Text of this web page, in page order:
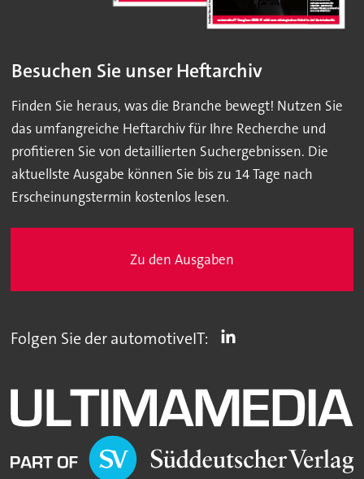
Besuchen Sie unser Heftarchiv
Finden Sie heraus, was die Branche bewegt! Nutzen Sie
das umfangreiche Heftarchiv für Ihre Recherche und
profitieren Sie von detaillierten Suchergebnissen. Die
aktuellste Ausgabe können Sie bis zu 14 Tage nach
Erscheinungstermin kostenlos lesen.
Zu den Ausgaben
Folgen Sie der automotiveIT: